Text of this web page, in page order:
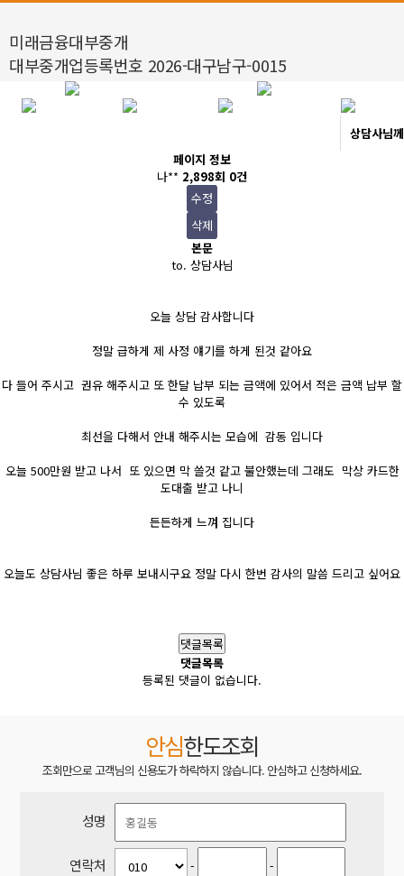
미래금융대부중개
대부중개업등록번호 2026-대구남구-0015
상담사님께
페이지 정보
나** 2,898회 0건
수정
삭제
본문
to. 상담사님
오늘 상담 감사합니다
정말 급하게 제 사정 얘기를 하게 된것 같아요
다 들어 주시고 권유 해주시고 또 한달 납부 되는 금액에 있어서 적은 금액 납부 할
수 있도록
최선을 다해서 안내 해주시는 모습에 감동 입니다
오늘 500만원 받고 나서 또 있으면 막 쓸것 같고 불안했는데 그래도 막상 카드한
도대출 받고 나니
든든하게 느껴 집니다
오늘도 상담사님 좋은 하루 보내시구요 정말 다시 한번 감사의 말씀 드리고 싶어요
댓글목록
댓글목록
등록된 댓글이 없습니다.
안심한도조회
조회만으로 고객님의 신용도가 하락하지 않습니다. 안심하고 신청하세요.
성명
연락처 - -